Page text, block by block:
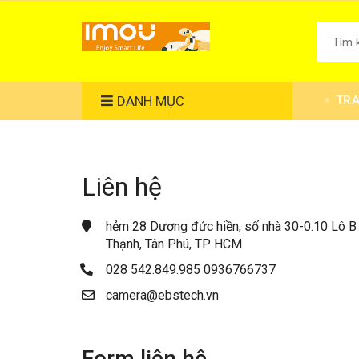
Liên hệ
hẻm 28 Dương đức hiền, số nhà 30-0.10 Lô
Thạnh, Tân Phú, TP HCM
028 542.849.985 0936766737
camera@ebstech.vn
DANH MỤC